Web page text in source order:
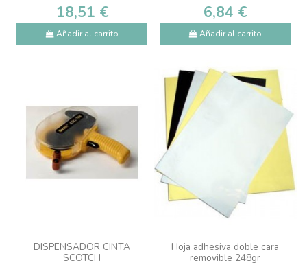
18,51 €
Añadir al carrito
6,84 €
Añadir al carrito
DISPENSADOR CINTA
SCOTCH
Hoja adhesiva doble cara
removible 248gr